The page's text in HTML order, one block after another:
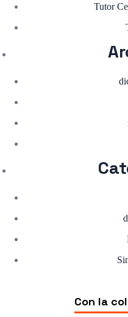
Tutor
Con la